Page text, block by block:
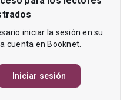
iniciar la sesión en su
cuenta en Booknet.
Iniciar sesión